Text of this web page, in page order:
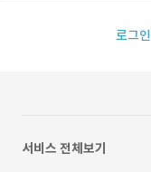
로그인
서비스 전체보기